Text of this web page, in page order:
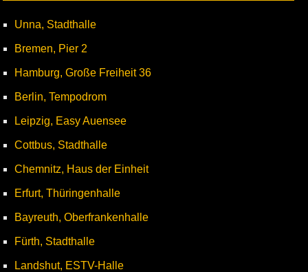
Unna, Stadthalle
Bremen, Pier 2
Hamburg, Große Freiheit 36
Berlin, Tempodrom
Leipzig, Easy Auensee
Cottbus, Stadthalle
Chemnitz, Haus der Einheit
Erfurt, Thüringenhalle
Bayreuth, Oberfrankenhalle
Fürth, Stadthalle
Landshut, ESTV-Halle